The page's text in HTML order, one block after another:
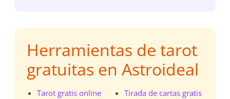
Herramientas de tarot
gratuitas en Astroideal
Tarot gratis online
Tirada de cartas gratis